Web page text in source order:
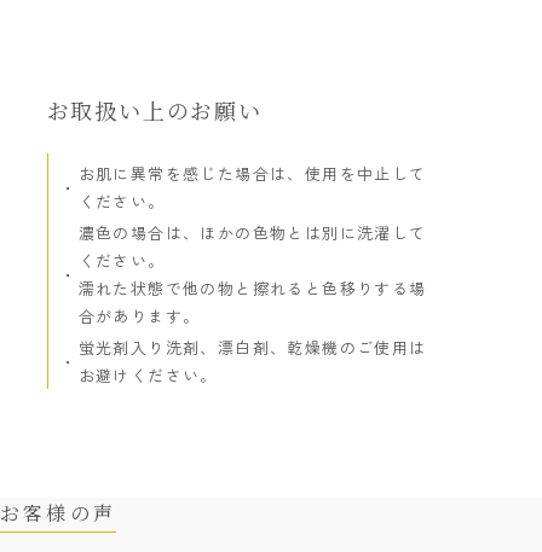
お取扱い上のお願い
お肌に異常を感じた場合は、使用を中止して
ください。
濃色の場合は、ほかの色物とは別に洗濯して
ください。
濡れた状態で他の物と擦れると色移りする場
合があります。
蛍光剤入り洗剤、漂白剤、乾燥機のご使用は
お避けください。
お客様の声